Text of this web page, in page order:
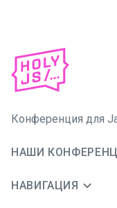
Конференция для
НАШИ
НАВИГАЦИЯ